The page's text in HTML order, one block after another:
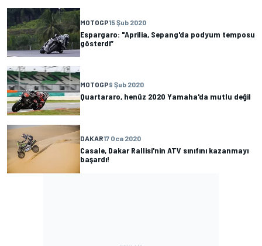
MOTOGP15 Şub 2020
Espargaro: "Aprilia, Sepang'da podyum temposu
gösterdi”
MOTOGP9 Şub 2020
Quartararo, henüz 2020 Yamaha'da mutlu değil
DAKAR17 Oca 2020
Casale, Dakar Rallisi'nin ATV sınıfını kazanmayı
başardı!